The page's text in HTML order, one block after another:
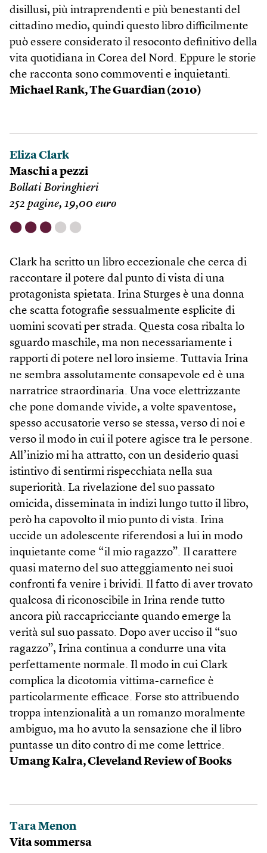
disillusi, più intraprendenti e più benestanti del
cittadino medio, quindi questo libro difficilmente
può essere considerato il resoconto definitivo della
vita quotidiana in Corea del Nord. Eppure le storie
che racconta sono commoventi e inquietanti.
Michael Rank, The Guardian (2010)
Eliza Clark
Maschi a pezzi
Bollati Boringhieri
252 pagine, 19,00 euro
⬤ ⬤ ⬤ ⬤ ⬤
Clark ha scritto un libro eccezionale che cerca di
raccontare il potere dal punto di vista di una
protagonista spietata. Irina Sturges è una donna
che scatta fotografie sessualmente esplicite di
uomini scovati per strada. Questa cosa ribalta lo
sguardo maschile, ma non necessariamente i
rapporti di potere nel loro insieme. Tuttavia Irina
ne sembra assolutamente consapevole ed è una
narratrice straordinaria. Una voce elettrizzante
che pone domande vivide, a volte spaventose,
spesso accusatorie verso se stessa, verso di noi e
verso il modo in cui il potere agisce tra le persone.
All’inizio mi ha attratto, con un desiderio quasi
istintivo di sentirmi rispecchiata nella sua
superiorità. La rivelazione del suo passato
omicida, disseminata in indizi lungo tutto il libro,
però ha capovolto il mio punto di vista. Irina
uccide un adolescente riferendosi a lui in modo
inquietante come “il mio ragazzo”. Il carattere
quasi materno del suo atteggiamento nei suoi
confronti fa venire i brividi. Il fatto di aver trovato
qualcosa di riconoscibile in Irina rende tutto
ancora più raccapricciante quando emerge la
verità sul suo passato. Dopo aver ucciso il “suo
ragazzo”, Irina continua a condurre una vita
perfettamente normale. Il modo in cui Clark
complica la dicotomia vittima-carnefice è
particolarmente efficace. Forse sto attribuendo
troppa intenzionalità a un romanzo moralmente
ambiguo, ma ho avuto la sensazione che il libro
puntasse un dito contro di me come lettrice.
Umang Kalra, Cleveland Review of Books
Tara Menon
Vita sommersa